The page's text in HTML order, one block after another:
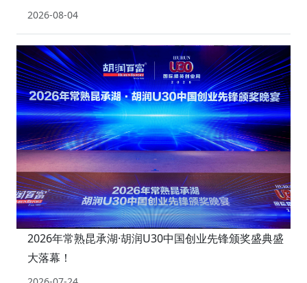
2026-08-04
2026年常熟昆承湖·胡润U30中国创业先锋颁奖盛典盛
大落幕！